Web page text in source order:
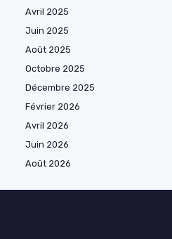
Avril 2025
Juin 2025
Août 2025
Octobre 2025
Décembre 2025
Février 2026
Avril 2026
Juin 2026
Août 2026